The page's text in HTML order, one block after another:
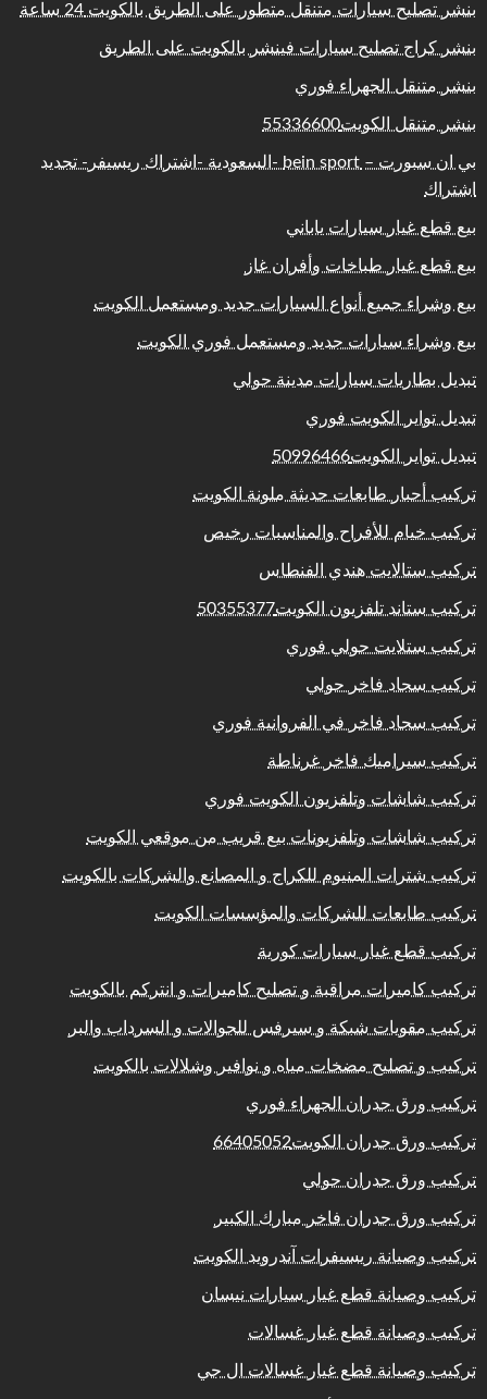
بنشر تصليح سيارات متنقل متطور على الطريق بالكويت 24 ساعة
بنشر كراج تصليح سيارات فينشر بالكويت على الطريق
بنشر متنقل الجهراء فوري
بنشر متنقل الكويت55336600
بي ان سبورت – bein sport -السعودية -اشتراك ريسيفر- تجديد
اشتراك
بيع قطع غيار سيارات ياباني
بيع قطع غيار طباخات وأفران غاز
بيع وشراء جميع أنواع السيارات جديد ومستعمل الكويت
بيع وشراء سيارات جديد ومستعمل فوري الكويت
تبديل بطاريات سيارات مدينة حولي
تبديل تواير الكويت فوري
تبديل تواير الكويت50996466
تركيب أحبار طابعات حديثة ملونة الكويت
تركيب خيام للأفراح والمناسبات رخيص
تركيب ستالايت هندي الفنطاس
تركيب ستاند تلفزيون الكويت50355377
تركيب ستلايت حولي فوري
تركيب سجاد فاخر حولي
تركيب سجاد فاخر في الفروانية فوري
تركيب سيراميك فاخر غرناطة
تركيب شاشات وتلفزيون الكويت فوري
تركيب شاشات وتلفزيونات بيع قريب من موقعي الكويت
تركيب شترات المنيوم للكراج و المصانع والشركات بالكويت
تركيب طابعات للشركات والمؤسسات الكويت
تركيب قطع غيار سيارات كورية
تركيب كاميرات مراقبة و تصليح كاميرات و انتركم بالكويت
تركيب مقويات شبكة و سيرفس للجوالات و السرداب والبر
تركيب و تصليح مضخات مياه و نوافير وشلالات بالكويت
تركيب ورق جدران الجهراء فوري
تركيب ورق جدران الكويت66405052
تركيب ورق جدران حولي
تركيب ورق جدران فاخر مبارك الكبير
تركيب وصيانة ريسيفرات آندرويد الكويت
تركيب وصيانة قطع غيار سيارات نيسان
تركيب وصيانة قطع غيار غسالات
تركيب وصيانة قطع غيار غسالات ال جي